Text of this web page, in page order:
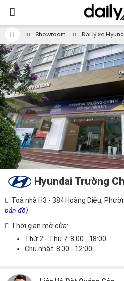
Showroom Đại lý xe
Hyundai Trường
Toà nhà H3 - 384 Hoàng Diệu,
bản đồ)
Thời gian mở cửa:
Thứ 2 - Thứ 7: 8:00 - 18:00
Chủ nhật: 8:00 - 12:00